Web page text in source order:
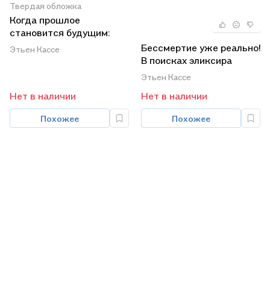
Твердая обложка
Когда прошлое
становится будущим:
раскодированная тайна
Этьен Кассе
Нет в наличии
Похожее
Бессмертие уже реально!
В поисках эликсира
вечной жизни
Этьен Кассе
Нет в наличии
Похожее